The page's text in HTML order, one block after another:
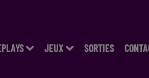
JEUX SORTIES